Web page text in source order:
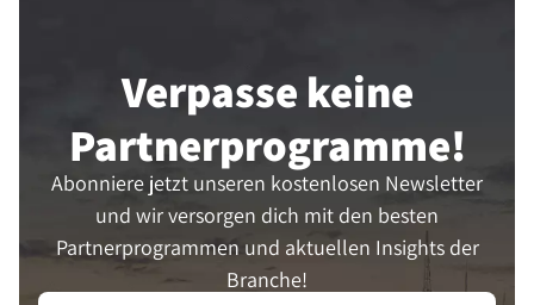
Verpasse keine
Partner­programme!
Abonniere jetzt unseren kostenlosen Newsletter
und wir versorgen dich mit den besten
Partnerprogrammen und aktuellen Insights der
Branche!